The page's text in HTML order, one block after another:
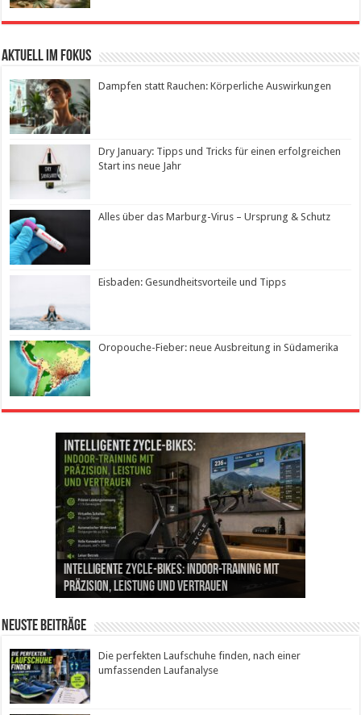
Aktuell im Fokus
Dampfen statt Rauchen: Körperliche Auswirkungen
Dry January: Tipps und Tricks für einen erfolgreichen
Start ins neue Jahr
Alles über das Marburg-Virus – Ursprung & Schutz
Eisbaden: Gesundheitsvorteile und Tipps
Oropouche-Fieber: neue Ausbreitung in Südamerika
Die perfekten Laufschuhe finden, nach einer
umfassenden Laufanalyse
Intelligente ZYCLE-Bikes: Indoor-Training mit
Präzision, Leistung und Vertrauen
Insemination (IUI): Ablauf, Erfolgschancen und
Kosten im Überblick
Cannabis als Medizin: Wie es Schmerzen, Stress
und Schlaf im Alltag beeinflusst
Leben mit Inkontinenz: Tipps für mehr
Sicherheit im Alltag
Neuste Beiträge
Die perfekten Laufschuhe finden, nach einer
umfassenden Laufanalyse